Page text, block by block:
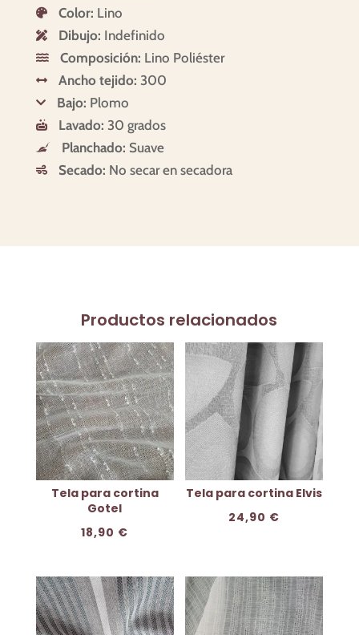
 Color: Lino
 Dibujo: Indefinido
 Composición: Lino Poliéster
 Ancho tejido: 300
 Bajo: Plomo
 Lavado: 30 grados
 Planchado: Suave
 Secado: No secar en secadora
Productos relacionados
Tela para cortina
Gotel
18,90 €
Tela para cortina Elvis
24,90 €